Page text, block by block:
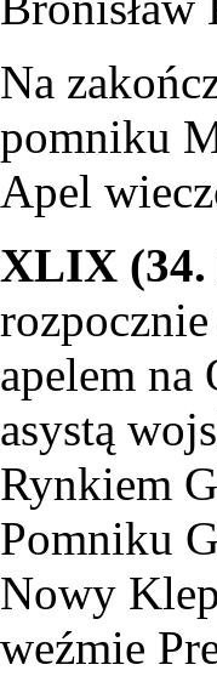
Na
pomniku
Apel
XLIX (34.
rozpocznie
apelem na
asystą
Rynkiem
Pomniku
Nowy
weźmie